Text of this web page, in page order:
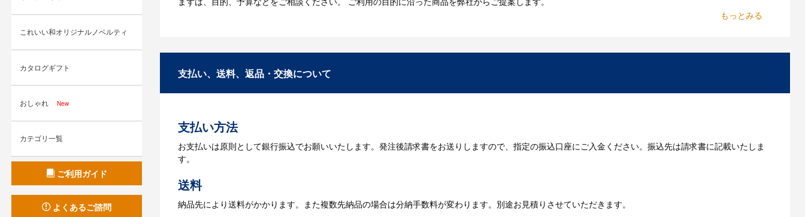
3.発注・データ入稿
お見積書を元に、製作が決定しましたら、ご注文書をお送りします。
4.納品
【名入れをする場合】データのご入稿後３週間程度で納品となります。
【名入れなしの場合】在庫がある場合、3～5営業日程度で納品となります。
支払い、送料、返品・交換について
支払い方法
お支払いは原則として銀行振込でお願いいたします。発注後請求書をお送りしますので、指定の振込口座にご入金ください。振込先は請求書に記載いたしま
す。
送料
納品先により送料がかかります。また複数先納品の場合は分納手数料が変わります。別途お見積りさせていただきます。
これいい和オリジナルノベルティ
カタログギフト
おしゃれ New
カテゴリ一覧
ご利用ガイド
よくあるご諮問